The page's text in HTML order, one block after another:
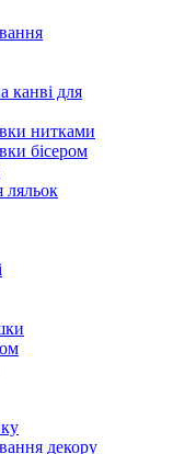
канві для
нитками
бісером
ляльок
декору